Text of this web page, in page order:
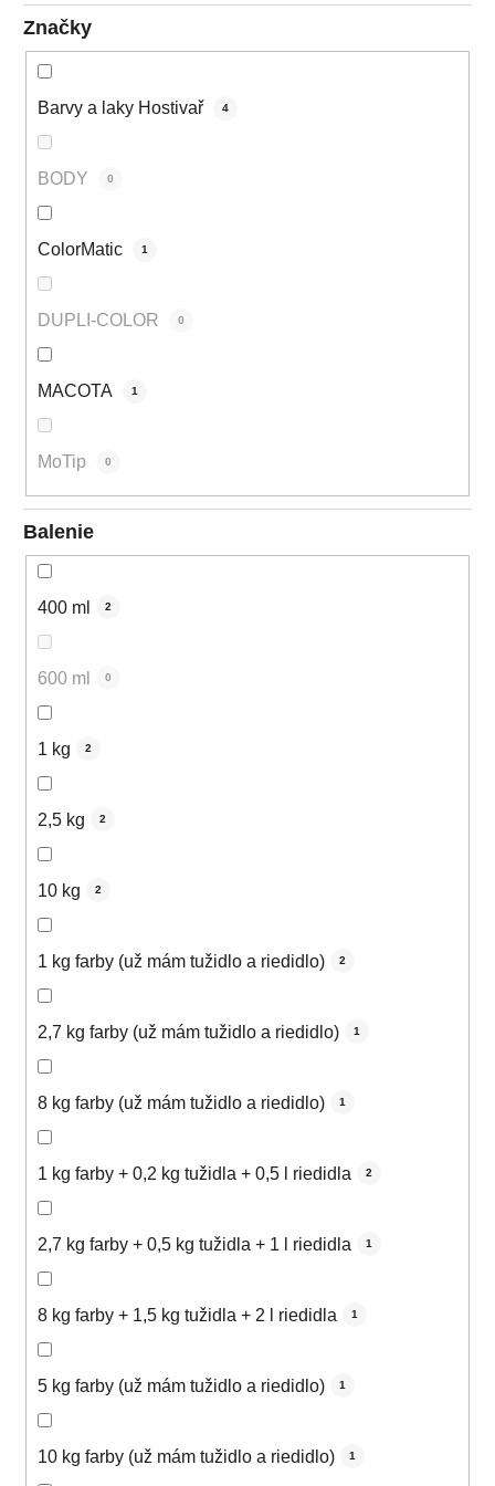
Značky
Barvy a laky Hostivař 4
BODY 0
ColorMatic 1
DUPLI-COLOR 0
MACOTA 1
MoTip 0
Balenie
400 ml 2
600 ml 0
1 kg 2
2,5 kg 2
10 kg 2
1 kg farby (už mám tužidlo a riedidlo) 2
2,7 kg farby (už mám tužidlo a riedidlo) 1
8 kg farby (už mám tužidlo a riedidlo) 1
1 kg farby + 0,2 kg tužidla + 0,5 l riedidla 2
2,7 kg farby + 0,5 kg tužidla + 1 l riedidla 1
8 kg farby + 1,5 kg tužidla + 2 l riedidla 1
5 kg farby (už mám tužidlo a riedidlo) 1
10 kg farby (už mám tužidlo a riedidlo) 1